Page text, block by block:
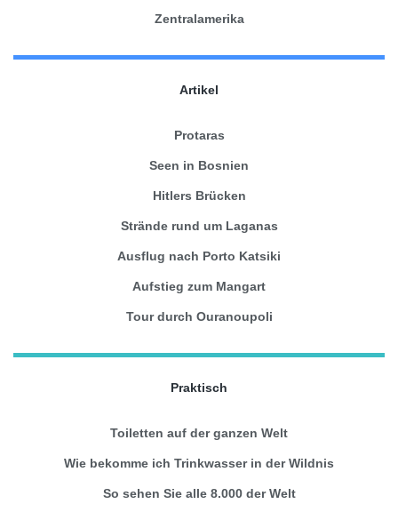
Zentralamerika
Artikel
Protaras
Seen in Bosnien
Hitlers Brücken
Strände rund um Laganas
Ausflug nach Porto Katsiki
Aufstieg zum Mangart
Tour durch Ouranoupoli
Praktisch
Toiletten auf der ganzen Welt
Wie bekomme ich Trinkwasser in der Wildnis
So sehen Sie alle 8.000 der Welt